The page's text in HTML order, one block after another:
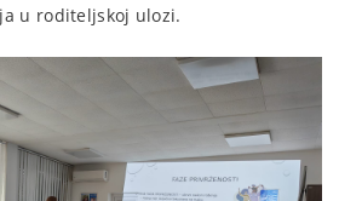
u roditeljskoj ulozi.